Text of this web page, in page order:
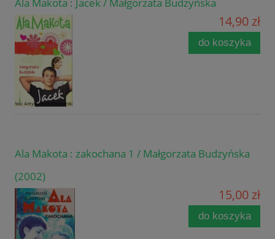
Ala Makota : Jacek / Małgorzata Budzyńska
14,90 zł
do koszyka
Ala Makota : zakochana 1 / Małgorzata Budzyńska
(2002)
15,00 zł
do koszyka